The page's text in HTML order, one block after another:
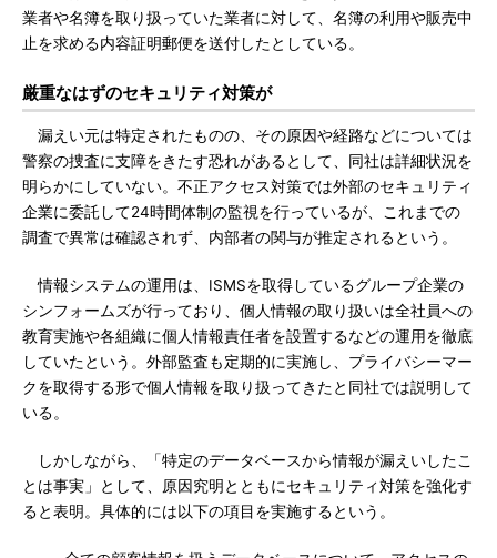
業者や名簿を取り扱っていた業者に対して、名簿の利用や販売中
止を求める内容証明郵便を送付したとしている。
厳重なはずのセキュリティ対策が
漏えい元は特定されたものの、その原因や経路などについては
警察の捜査に支障をきたす恐れがあるとして、同社は詳細状況を
明らかにしていない。不正アクセス対策では外部のセキュリティ
企業に委託して24時間体制の監視を行っているが、これまでの
調査で異常は確認されず、内部者の関与が推定されるという。
情報システムの運用は、ISMSを取得しているグループ企業の
シンフォームズが行っており、個人情報の取り扱いは全社員への
教育実施や各組織に個人情報責任者を設置するなどの運用を徹底
していたという。外部監査も定期的に実施し、プライバシーマー
クを取得する形で個人情報を取り扱ってきたと同社では説明して
いる。
しかしながら、「特定のデータベースから情報が漏えいしたこ
とは事実」として、原因究明とともにセキュリティ対策を強化す
ると表明。具体的には以下の項目を実施するという。